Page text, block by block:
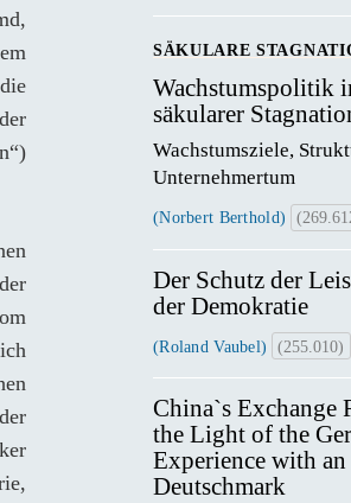
SÄKULARE
Wachstumspolitik
säkularer
Wachstumsziele,
Unternehmertum
(Norbert Berthold)
Der Schutz der
der Demokratie
(Roland Vaubel) (255.010)
China`s Exchange
the Light of the
Experience with
Deutschmark